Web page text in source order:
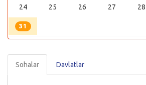
24 25 26 27 28
31
Sohalar Davlatlar